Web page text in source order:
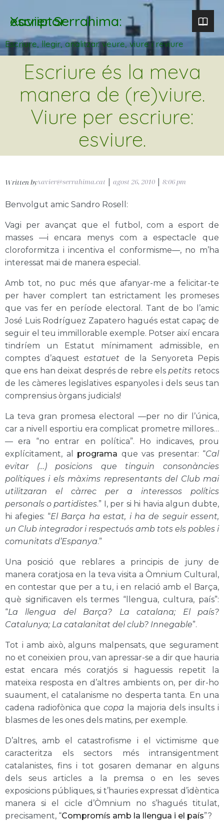
Xavier Serrahima: escriptor
Escriure, llegir, analitzar. veure, viure i reviure
Escriure és la meva
manera de (re)viure.
Viure per escriure:
esviure.
Written byxavier@serrahima.cat agost 26, 2010 8:06 pm
Benvolgut amic Sandro Rosell:
Vagi per avançat que el futbol, com a esport de
masses —i encara menys com a espectacle que
cloroformitza i incentiva el conformisme—, no m’ha
interessat mai de manera especial.
Amb tot, no puc més que afanyar-me a felicitar-te
per haver complert tan estrictament les promeses
que vas fer en període electoral. Tant de bo l’amic
José Luis Rodríguez Zapatero hagués estat capaç de
seguir el teu immillorable exemple. Potser així encara
tindríem un Estatut mínimament admissible, en
comptes d’aquest estatuet de la Senyoreta Pepis
que ens han deixat després de rebre els petits retocs
de les càmeres legislatives espanyoles i dels seus tan
comprensius òrgans judicials!
La teva gran promesa electoral —per no dir l’única,
car a nivell esportiu era complicat prometre millores…
— era “no entrar en política”. Ho indicaves, prou
explícitament, al programa que vas presentar: “Cal
evitar (…) posicions que tinguin consonàncies
polítiques i els màxims representants del Club mai
utilitzaran el càrrec per a interessos polítics
personals o partidistes.” I, per si hi havia algun dubte,
hi afegies: “El Barça ha estat, i ha de seguir essent,
un Club integrador i respectuós amb tots els pobles i
comunitats d’Espanya.”
Una posició que reblares a principis de juny de
manera coratjosa en la teva visita a Òmnium Cultural,
en contestar que per a tu, i en relació amb el Barça,
què significaven els termes “llengua, cultura, país”:
“La llengua del Barça? La catalana; El país?
Catalunya; La catalanitat del club? Innegable”.
Tot i amb això, alguns malpensats, que segurament
no et coneixien prou, van apressar-se a dir que hauria
estat encara més coratjós si haguessis repetit la
mateixa resposta en d’altres ambients on, per dir-ho
suaument, el catalanisme no desperta tanta. En una
cadena radiofònica que copa la majoria dels insults i
blasmes de les ones dels matins, per exemple.
D’altres, amb el catastrofisme i el victimisme que
caracteritza els sectors més intransigentment
catalanistes, fins i tot gosaren demanar en alguns
dels seus articles a la premsa o en les seves
exposicions públiques, si t’hauries expressat d’idèntica
manera si el cicle d’Òmnium no s’hagués titulat,
precisament, “Compromís amb la llengua i el país”?